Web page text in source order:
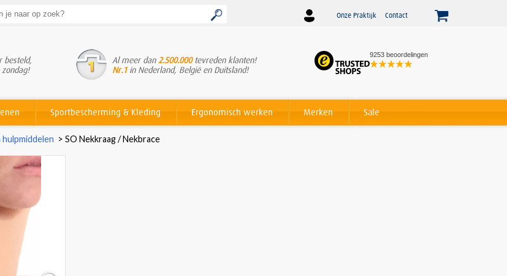
Onze Praktijk Contact
9253 beoordelingen
besteld,
Al meer dan 2.500.000tevreden klanten!
Nr.1in Nederland, België en Duitsland!
WinnaarBeslist Webshop
Award voor beste service!
Sportbescherming & Kleding Ergonomisch werken Merken Sale
hulpmiddelen > SO Nekkraag / Nekbrace